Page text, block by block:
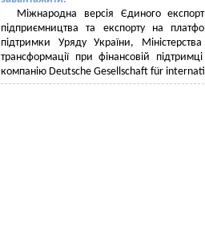
Міжнародна версія Єдиного
підприємництва та експорту на
підтримки Уряду України,
трансформації при фінансовій
компанію Deutsche Gesellschaft für